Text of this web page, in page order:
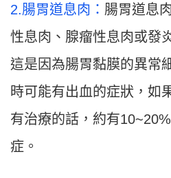
2.腸胃道息肉： 腸胃道息
性息肉、腺瘤性息肉或發
這是因為腸胃黏膜的異常
時可能有出血的症狀，如
有治療的話，約有
症。